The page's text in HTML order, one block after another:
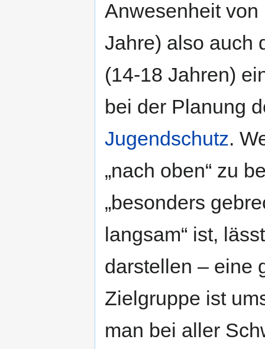
Anwesenheit
Jahre) also auch
(14-18 Jahren)
bei der Planung
Jugendschutz.
„nach oben“ zu
„besonders
langsam“ ist,
darstellen – eine
Zielgruppe ist
man bei aller